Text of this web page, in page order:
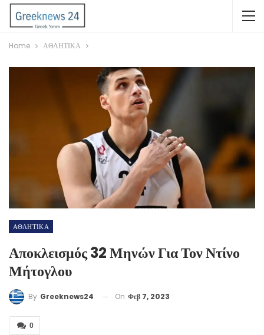
Home ΑΘΛΗΤΙΚΑ
ΑΘΛΗΤΙΚΑ
Αποκλεισμός 32 Μηνών Για Τον Ντίνο
Μήτογλου
By Greeknews24 On Φεβ 7, 2023
0